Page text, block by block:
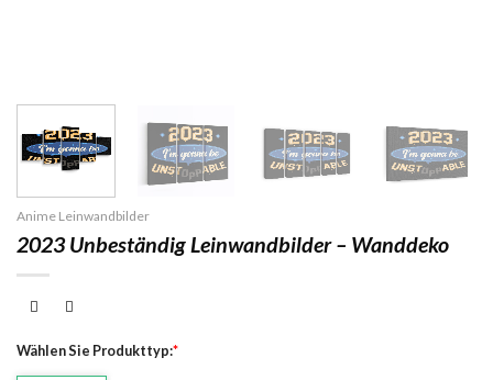
Anime Leinwandbilder
2023 Unbeständig Leinwandbilder – Wanddeko
Wählen Sie Produkttyp:*